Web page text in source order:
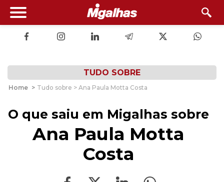
TUDO SOBRE
Home > Tudo sobre > Ana Paula Motta Costa
O que saiu em Migalhas sobre
Ana Paula Motta
Costa